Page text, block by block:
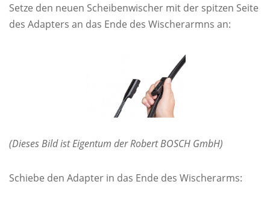
Setze den neuen Scheibenwischer mit der spitzen Seite
des Adapters an das Ende des Wischerarmns an:
(Dieses Bild ist Eigentum der Robert BOSCH GmbH)
Schiebe den Adapter in das Ende des Wischerarms: